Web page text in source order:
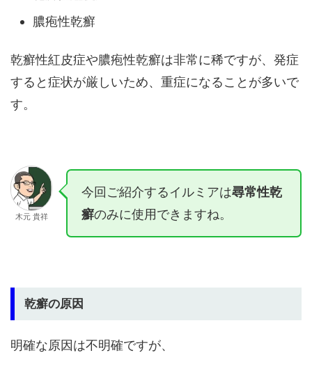
膿疱性乾癬
乾癬性紅皮症や膿疱性乾癬は非常に稀ですが、発症
すると症状が厳しいため、重症になることが多いで
す。
木元 貴祥
今回ご紹介するイルミアは尋常性乾
癬のみに使用できますね。
乾癬の原因
明確な原因は不明確ですが、